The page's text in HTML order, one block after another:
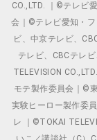
CO.,LTD. ｜©テレビ
会｜©テレビ愛知・
ビ、中京テレビ、
テレビ、CBCテレ
TELEVISION
モテ製作委員会｜©
実験ヒーロー製作委
レ ｜©TOKAI